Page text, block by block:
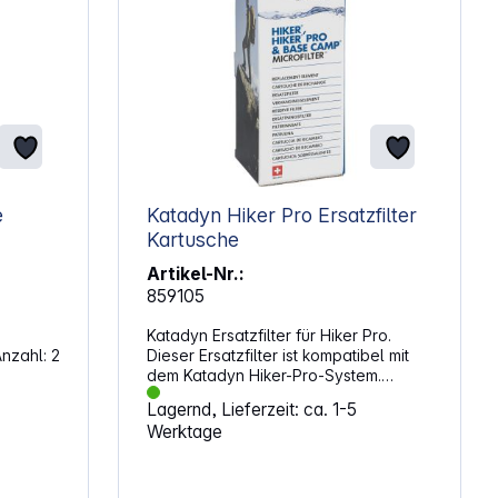
Katadyn Hiker Pro Ersatzfilter
Kartusche
Artikel-Nr.:
859105
Katadyn Ersatzfilter für Hiker Pro.
Dieser Ersatzfilter ist kompatibel mit
dem Katadyn Hiker-Pro-System.
Entfernt schlechten Geschmack und
Gerüche sowie Verunreinigungen aus
deinem Trinkwasser. Das Hiker-Pro-
Lagernd, Lieferzeit: ca. 1-5
Werktage